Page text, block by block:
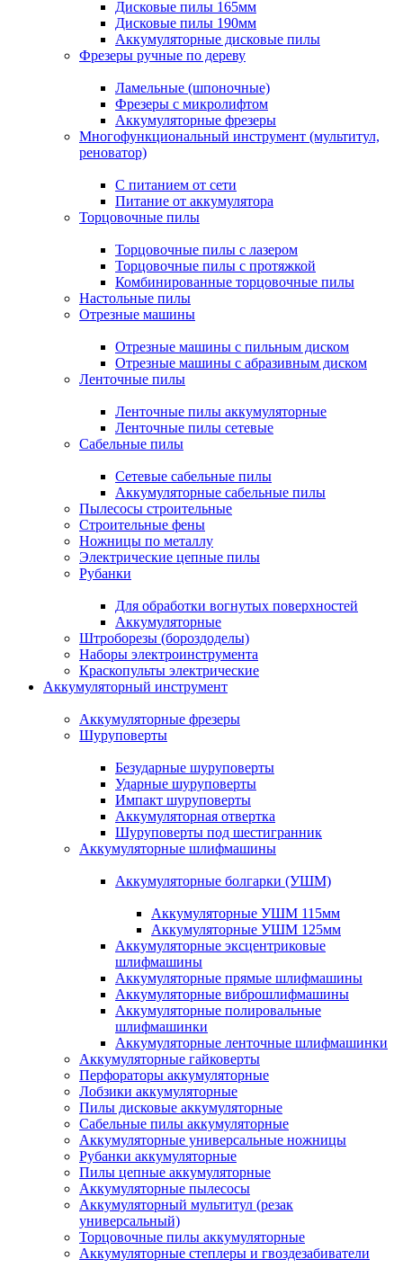
Дисковые пилы 165мм
Дисковые пилы 190мм
Аккумуляторные дисковые пилы
Фрезеры ручные по дереву
Ламельные (шпоночные)
Фрезеры с микролифтом
Аккумуляторные фрезеры
Многофункциональный инструмент (мультитул,
реноватор)
С питанием от сети
Питание от аккумулятора
Торцовочные пилы
Торцовочные пилы с лазером
Торцовочные пилы с протяжкой
Комбинированные торцовочные пилы
Настольные пилы
Отрезные машины
Отрезные машины с пильным диском
Отрезные машины с абразивным диском
Ленточные пилы
Ленточные пилы аккумуляторные
Ленточные пилы сетевые
Сабельные пилы
Сетевые сабельные пилы
Аккумуляторные сабельные пилы
Пылесосы строительные
Строительные фены
Ножницы по металлу
Электрические цепные пилы
Рубанки
Для обработки вогнутых поверхностей
Аккумуляторные
Штроборезы (бороздоделы)
Наборы электроинструмента
Краскопульты электрические
Аккумуляторный инструмент
Аккумуляторные фрезеры
Шуруповерты
Безударные шуруповерты
Ударные шуруповерты
Импакт шуруповерты
Аккумуляторная отвертка
Шуруповерты под шестигранник
Аккумуляторные шлифмашины
Аккумуляторные болгарки (УШМ)
Аккумуляторные УШМ 115мм
Аккумуляторные УШМ 125мм
Аккумуляторные эксцентриковые
шлифмашины
Аккумуляторные прямые шлифмашины
Аккумуляторные виброшлифмашины
Аккумуляторные полировальные
шлифмашинки
Аккумуляторные ленточные шлифмашинки
Аккумуляторные гайковерты
Перфораторы аккумуляторные
Лобзики аккумуляторные
Пилы дисковые аккумуляторные
Сабельные пилы аккумуляторные
Аккумуляторные универсальные ножницы
Рубанки аккумуляторные
Пилы цепные аккумуляторные
Аккумуляторные пылесосы
Аккумуляторный мультитул (резак
универсальный)
Торцовочные пилы аккумуляторные
Аккумуляторные степлеры и гвоздезабиватели